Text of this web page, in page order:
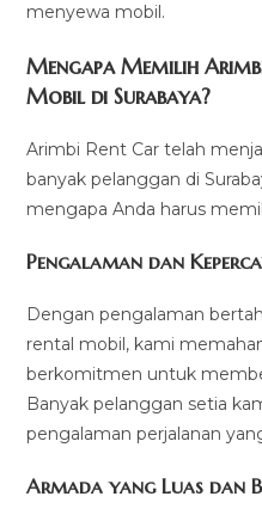
menyewa mobil.
Mengapa Memilih
Mobil di Surabaya?
Arimbi Rent Car telah
banyak pelanggan di
mengapa Anda harus
Pengalaman dan
Dengan pengalaman
rental mobil, kami
berkomitmen untuk
Banyak pelanggan setia
pengalaman perjalanan
Armada yang Luas dan